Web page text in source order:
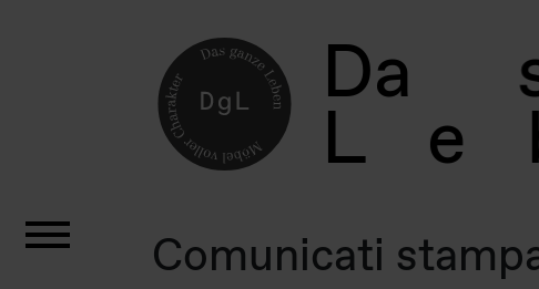
Da
L e
Comunicati